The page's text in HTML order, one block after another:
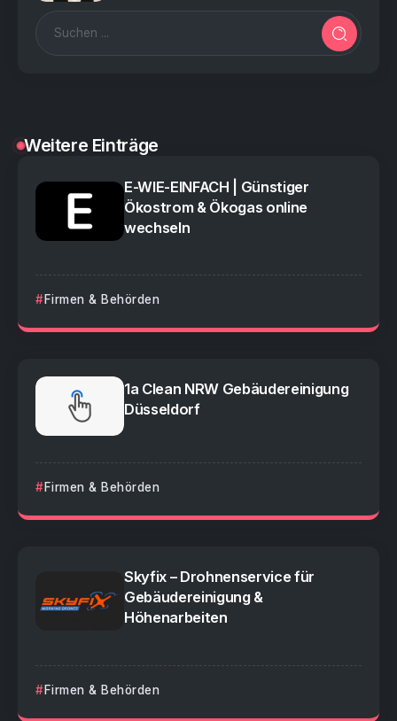
Weitere Einträge
E-WIE-EINFACH | Günstiger
Ökostrom & Ökogas online
wechseln
Firmen & Behörden
1a Clean NRW Gebäudereinigung
Düsseldorf
Firmen & Behörden
Skyfix – Drohnenservice für
Gebäudereinigung &
Höhenarbeiten
Firmen & Behörden